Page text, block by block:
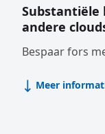
andere
Bespaar fors
Meer